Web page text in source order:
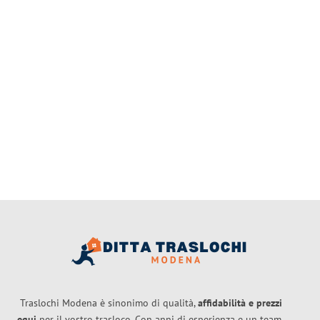
Traslochi Modena è sinonimo di qualità,affidabilità e prezzi